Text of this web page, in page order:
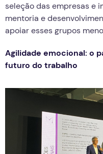
seleção das empresas e
mentoria e
apoiar esses grupos
Agilidade emocional: o
futuro do trabalho